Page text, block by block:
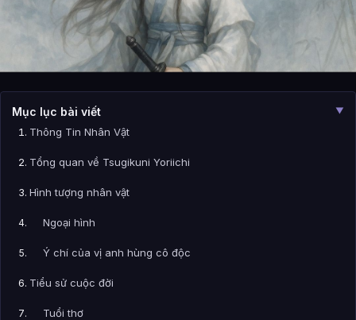
Mục lục bài viết ▼
Thông Tin Nhân Vật
Tổng quan về Tsugikuni Yoriichi
Hình tượng nhân vật
Ngoại hình
Ý chí của vị anh hùng cô độc
Tiểu sử cuộc đời
Tuổi thơ